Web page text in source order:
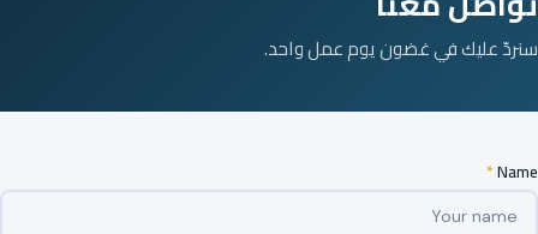
سنردّ عليك في غضون يوم عمل واحد.
Name
*